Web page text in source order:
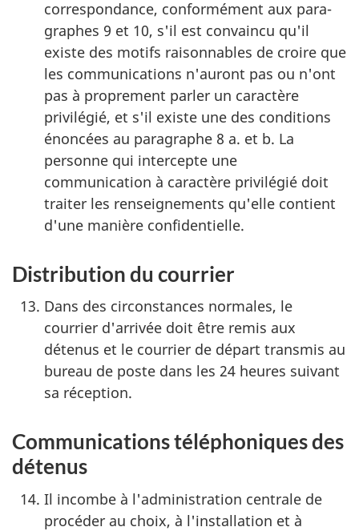
correspondance, conformément aux para-
graphes 9 et 10, s'il est convaincu qu'il
existe des motifs raisonnables de croire que
les communications n'auront pas ou n'ont
pas à proprement parler un caractère
privilégié, et s'il existe une des conditions
énoncées au paragraphe 8 a. et b. La
personne qui intercepte une
communication à caractère privilégié doit
traiter les renseignements qu'elle contient
d'une manière confidentielle.
Distribution du courrier
Dans des circonstances normales, le
courrier d'arrivée doit être remis aux
détenus et le courrier de départ transmis au
bureau de poste dans les 24 heures suivant
sa réception.
Communications téléphoniques des
détenus
Il incombe à l'administration centrale de
procéder au choix, à l'installation et à